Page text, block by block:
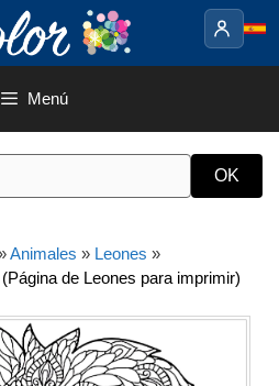
Menú
Animales » Leones »
de Leones para imprimir)